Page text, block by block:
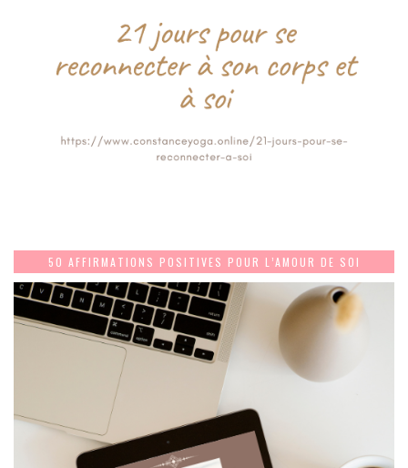
50 AFFIRMATIONS POSITIVES POUR L’AMOUR DE SOI